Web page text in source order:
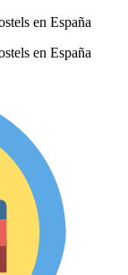
en España
en España